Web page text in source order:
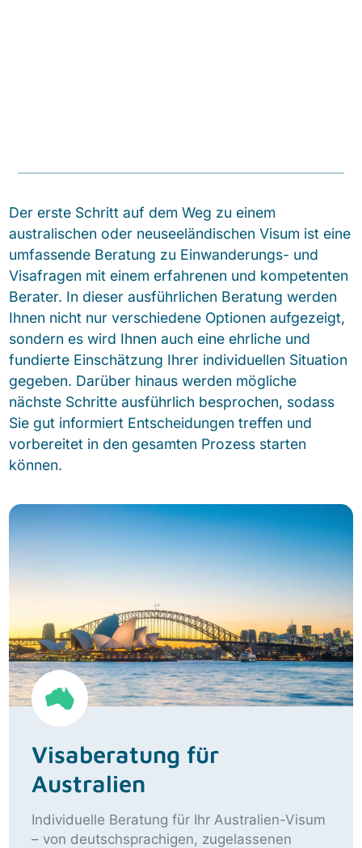
Der erste Schritt auf dem Weg zu einem
australischen oder neuseeländischen Visum ist eine
umfassende Beratung zu Einwanderungs- und
Visafragen mit einem erfahrenen und kompetenten
Berater. In dieser ausführlichen Beratung werden
Ihnen nicht nur verschiedene Optionen aufgezeigt,
sondern es wird Ihnen auch eine ehrliche und
fundierte Einschätzung Ihrer individuellen Situation
gegeben. Darüber hinaus werden mögliche
nächste Schritte ausführlich besprochen, sodass
Sie gut informiert Entscheidungen treffen und
vorbereitet in den gesamten Prozess starten
können.
Visaberatung für
Australien
Individuelle Beratung für Ihr Australien-Visum
– von deutschsprachigen, zugelassenen